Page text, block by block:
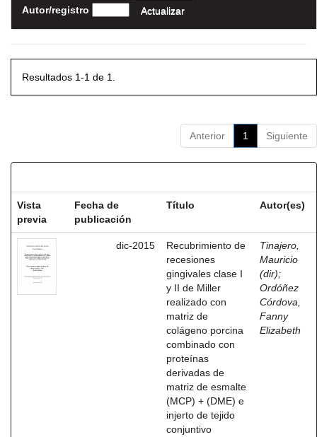
Autor/registro
Resultados 1-1 de 1.
Anterior 1 Siguiente
Vista
previa
Fecha de
publicación
Título Autor(es)
dic-2015
Recubrimiento de
recesiones
gingivales clase I
y II de Miller
realizado con
matriz de
colágeno porcina
combinado con
proteínas
derivadas de
matriz de esmalte
(MCP) + (DME) e
injerto de tejido
conjuntivo
Tinajero,
Mauricio
(dir);
Ordóñez
Córdova,
Fanny
Elizabeth